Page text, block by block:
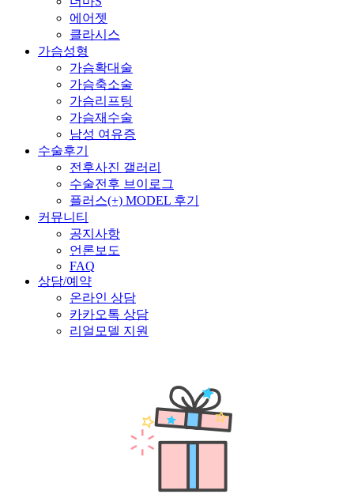
에어젯
클라시스
가슴성형
가슴확대술
가슴축소술
가슴리프팅
가슴재수술
남성 여유증
수술후기
전후사진 갤러리
수술전후 브이로그
플러스(+) MODEL 후기
커뮤니티
공지사항
언론보도
FAQ
상담/예약
온라인 상담
카카오톡 상담
리얼모델 지원